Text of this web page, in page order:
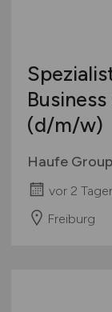
(d/m/w)
Haufe Group
vor 2
Freiburg